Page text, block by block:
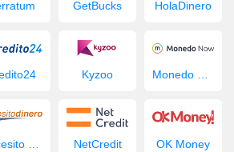
GetBucks HolaDinero
Kyzoo Monedo Now
NetCredit OK Money